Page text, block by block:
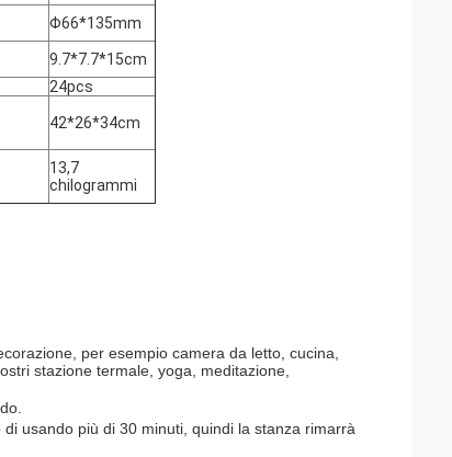
Φ66*135mm
9.7*7.7*15cm
24pcs
42*26*34cm
13,7
chilogrammi
per esempio camera da letto, cucina,
stazione termale, yoga, meditazione,
usando più di 30 minuti, quindi la stanza rimarrà